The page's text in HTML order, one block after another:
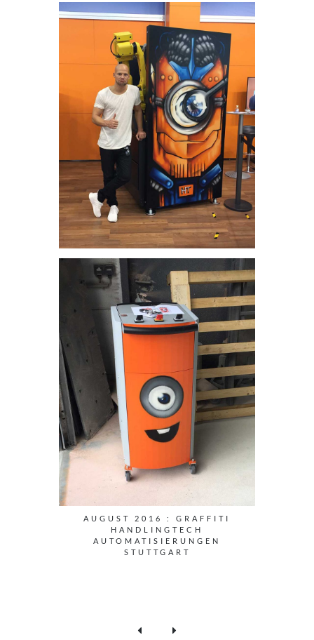
AUGUST 2016 : GRAFFITI
HANDLINGTECH
AUTOMATISIERUNGEN
STUTTGART